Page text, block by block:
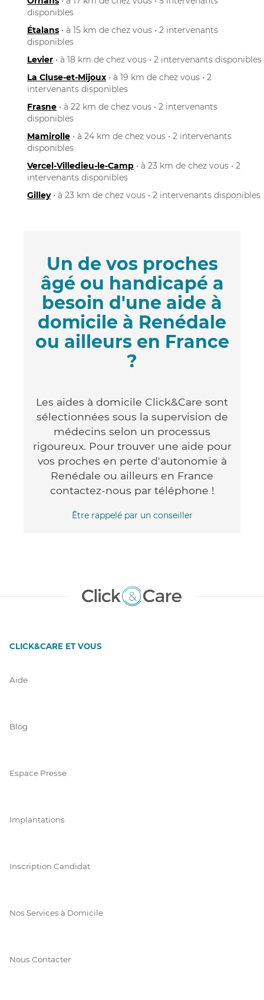
disponibles
Étalans • à 15 km de chez vous • 2 intervenants
disponibles
Levier • à 18 km de chez vous • 2 intervenants disponibles
La Cluse-et-Mijoux • à 19 km de chez vous • 2
intervenants disponibles
Frasne • à 22 km de chez vous • 2 intervenants
disponibles
Mamirolle • à 24 km de chez vous • 2 intervenants
disponibles
Vercel-Villedieu-le-Camp • à 23 km de chez vous • 2
intervenants disponibles
Gilley• à 23 km de chez vous • 2 intervenants disponibles
Un de vos proches
âgé ou handicapé a
besoin d'une aide à
domicile à Renédale
ou ailleurs en France
?
Les aides à domicile Click&Care sont
sélectionnées sous la supervision de
médecins selon un processus
rigoureux. Pour trouver une aide pour
vos proches en perte d'autonomie à
Renédale ou ailleurs en France
contactez-nous par téléphone !
Être rappelé par un conseiller
CLICK&CARE ET VOUS
Aide
Blog
Espace Presse
Implantations
Inscription Candidat
Nos Services à Domicile
Nous Contacter